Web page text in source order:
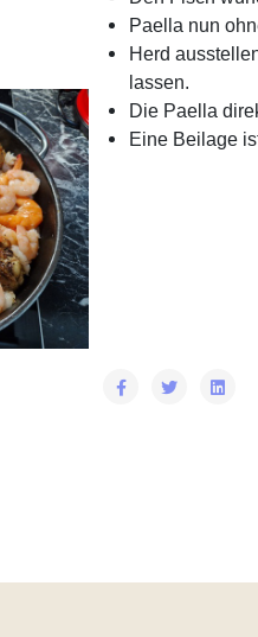
Paella nun
Herd
lassen.
Die Paella
Eine Beilage